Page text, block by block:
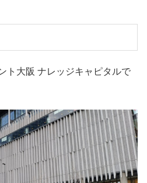
ト大阪 ナレッジキャピタルで